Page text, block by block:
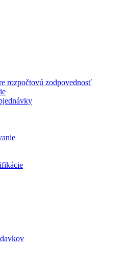
rozpočtovú zodpovednosť